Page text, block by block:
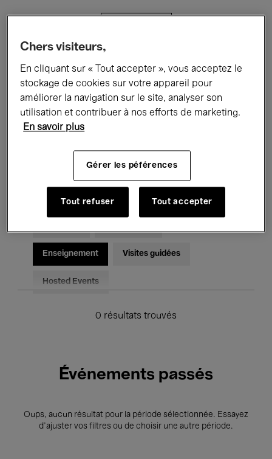
Tous les événements Concerts
Expositions Performances
Rencontres & Débats
Musique classique Global Music
Enseignement Visites guidées
Hosted Events
0 résultats trouvés
Événements passés
Oups, aucun résultat pour la période sélectionnée. Essayez
d’ajuster vos filtres ou de choisir une autre période.
Chers visiteurs,
En cliquant sur « Tout accepter », vous acceptez le
stockage de cookies sur votre appareil pour
améliorer la navigation sur le site, analyser son
utilisation et contribuer à nos efforts de marketing.
En savoir plus
Gérer les péférences
Tout refuser Tout accepter